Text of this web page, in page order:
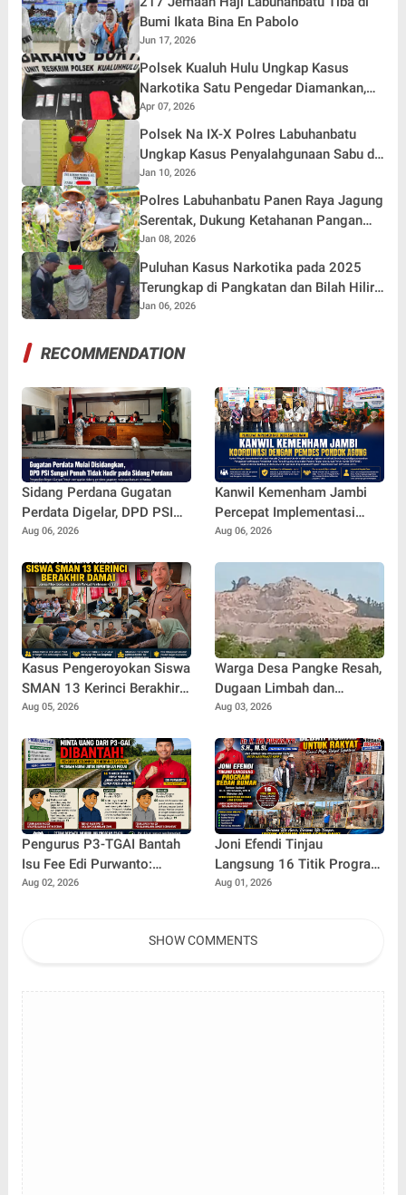
Bumi Ikata Bina En Pabolo
Jun 17, 2026
Polsek Kualuh Hulu Ungkap Kasus
Narkotika Satu Pengedar Diamankan,
1,53 Gram Sabu Disita
Apr 07, 2026
Polsek Na IX-X Polres Labuhanbatu
Ungkap Kasus Penyalahgunaan Sabu di
Aek Kota Batu
Jan 10, 2026
Polres Labuhanbatu Panen Raya Jagung
Serentak, Dukung Ketahanan Pangan
Nasional 2026
Jan 08, 2026
Puluhan Kasus Narkotika pada 2025
Terungkap di Pangkatan dan Bilah Hilir,
Polres Labuhanbatu Tegas Berantas
Jan 06, 2026
RECOMMENDATION
Sidang Perdana Gugatan
Perdata Digelar, DPD PSI
Sungai Penuh Absen Tanpa
Aug 06, 2026
Kanwil Kemenham Jambi
Percepat Implementasi
Desa Sadar HAM di Pondok
Aug 06, 2026
Kasus Pengeroyokan Siswa
SMAN 13 Kerinci Berakhir
Damai, Semua Pihak
Perkuat Pembinaan
Aug 05, 2026
Warga Desa Pangke Resah,
Dugaan Limbah dan
Blasting Tambang Dinilai
Permukiman
Aug 03, 2026
Pengurus P3-TGAI Bantah
Isu Fee Edi Purwanto:
Tegaskan Program Murni
Aug 02, 2026
Joni Efendi Tinjau
Langsung 16 Titik Program
Bedah Rumah Aspirasi DPR
Aug 01, 2026
SHOW COMMENTS